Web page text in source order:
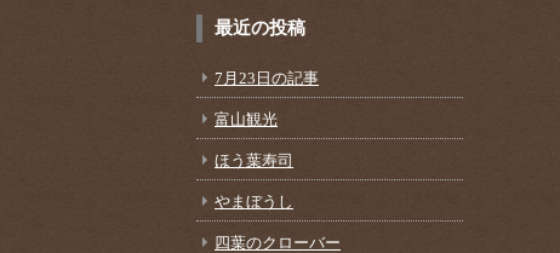
最近の投稿
7月23日の記事
富山観光
ほう葉寿司
やまぼうし
四葉のクローバー